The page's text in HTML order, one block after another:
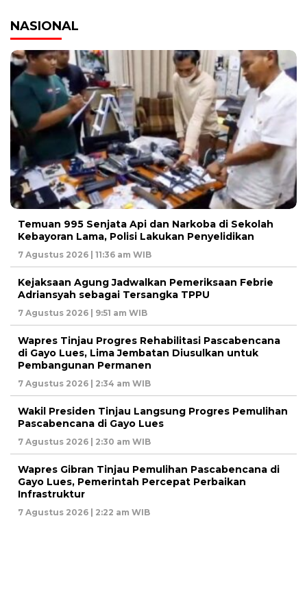
NASIONAL
Temuan 995 Senjata Api dan Narkoba di Sekolah
Kebayoran Lama, Polisi Lakukan Penyelidikan
7 Agustus 2026 | 11:36 am WIB
Kejaksaan Agung Jadwalkan Pemeriksaan Febrie
Adriansyah sebagai Tersangka TPPU
7 Agustus 2026 | 9:51 am WIB
Wapres Tinjau Progres Rehabilitasi Pascabencana
di Gayo Lues, Lima Jembatan Diusulkan untuk
Pembangunan Permanen
7 Agustus 2026 | 2:34 am WIB
Wakil Presiden Tinjau Langsung Progres Pemulihan
Pascabencana di Gayo Lues
7 Agustus 2026 | 2:30 am WIB
Wapres Gibran Tinjau Pemulihan Pascabencana di
Gayo Lues, Pemerintah Percepat Perbaikan
Infrastruktur
7 Agustus 2026 | 2:22 am WIB